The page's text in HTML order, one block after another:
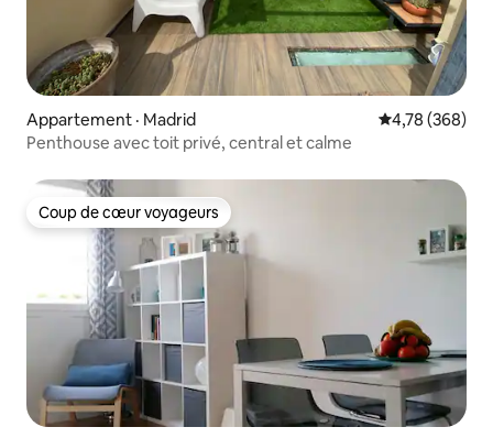
Appartement · Madrid Note
4,78 (368)
Penthouse avec toit privé, central et calme
Coup de cœur voyageurs
Coup de cœur voyageurs